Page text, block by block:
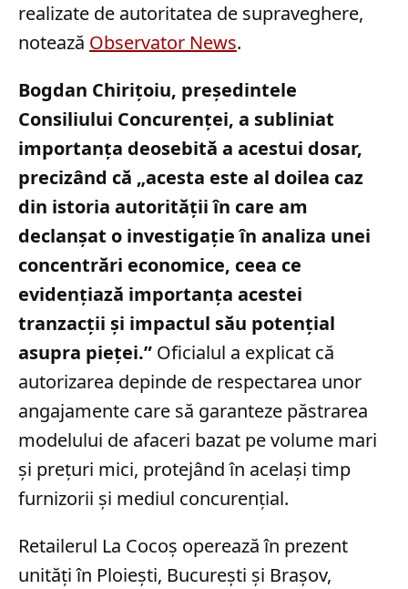
realizate de autoritatea de supraveghere,
notează Observator News.
Bogdan Chirițoiu, președintele
Consiliului Concurenței, a subliniat
importanța deosebită a acestui dosar,
precizând că „acesta este al doilea caz
din istoria autorității în care am
declanșat o investigație în analiza unei
concentrări economice, ceea ce
evidențiază importanța acestei
tranzacții și impactul său potențial
asupra pieței.” Oficialul a explicat că
autorizarea depinde de respectarea unor
angajamente care să garanteze păstrarea
modelului de afaceri bazat pe volume mari
și prețuri mici, protejând în același timp
furnizorii și mediul concurențial.
Retailerul La Cocoș operează în prezent
unități în Ploiești, București și Brașov,